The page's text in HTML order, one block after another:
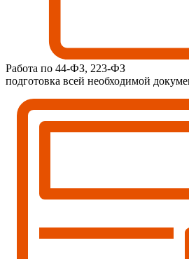
Работа по 44-ФЗ, 223-ФЗ
подготовка всей необходимой